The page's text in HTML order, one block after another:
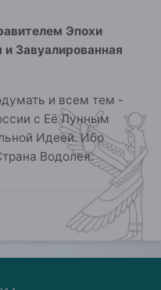
Эпохи
Завуалированная
и всем тем -
с Её Лунным
Идеей. Ибо
Водолея.